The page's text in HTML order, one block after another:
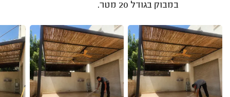
במבוק בגודל 20 מטר.